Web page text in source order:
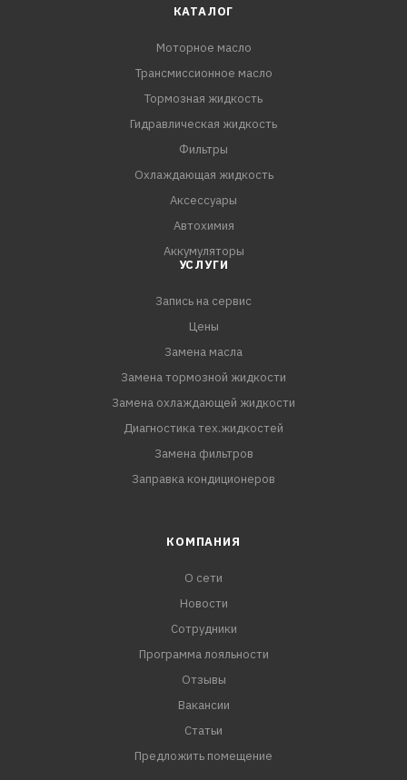
КАТАЛОГ
Моторное масло
Трансмиссионное масло
Тормозная жидкость
Гидравлическая жидкость
Фильтры
Охлаждающая жидкость
Аксессуары
Автохимия
Аккумуляторы
УСЛУГИ
Запись на сервис
Цены
Замена масла
Замена тормозной жидкости
Замена охлаждающей жидкости
Диагностика тех.жидкостей
Замена фильтров
Заправка кондиционеров
КОМПАНИЯ
О сети
Новости
Сотрудники
Программа лояльности
Отзывы
Вакансии
Статьи
Предложить помещение